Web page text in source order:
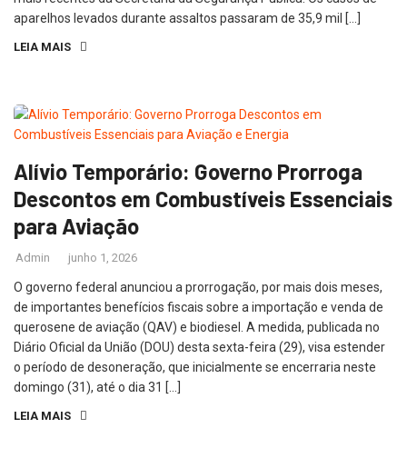
aparelhos levados durante assaltos passaram de 35,9 mil […]
LEIA MAIS
Alívio Temporário: Governo Prorroga
Descontos em Combustíveis Essenciais
para Aviação
Admin junho 1, 2026
O governo federal anunciou a prorrogação, por mais dois meses,
de importantes benefícios fiscais sobre a importação e venda de
querosene de aviação (QAV) e biodiesel. A medida, publicada no
Diário Oficial da União (DOU) desta sexta-feira (29), visa estender
o período de desoneração, que inicialmente se encerraria neste
domingo (31), até o dia 31 […]
LEIA MAIS